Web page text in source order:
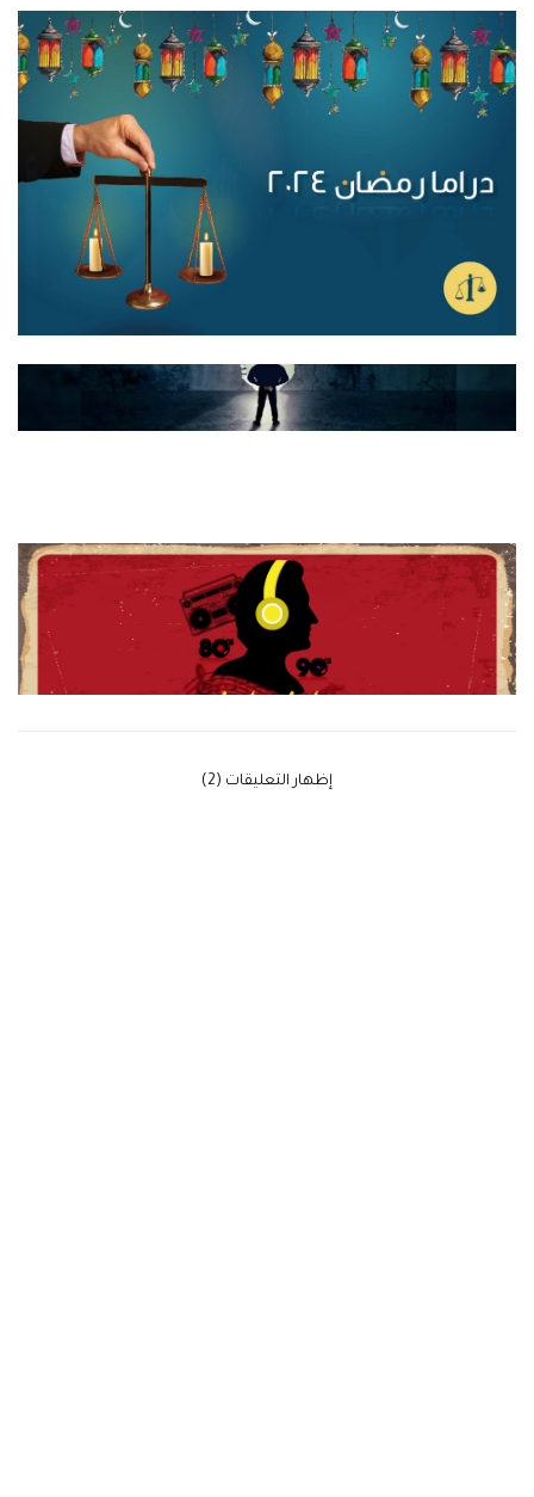
‫إظهار التعليقات (2)